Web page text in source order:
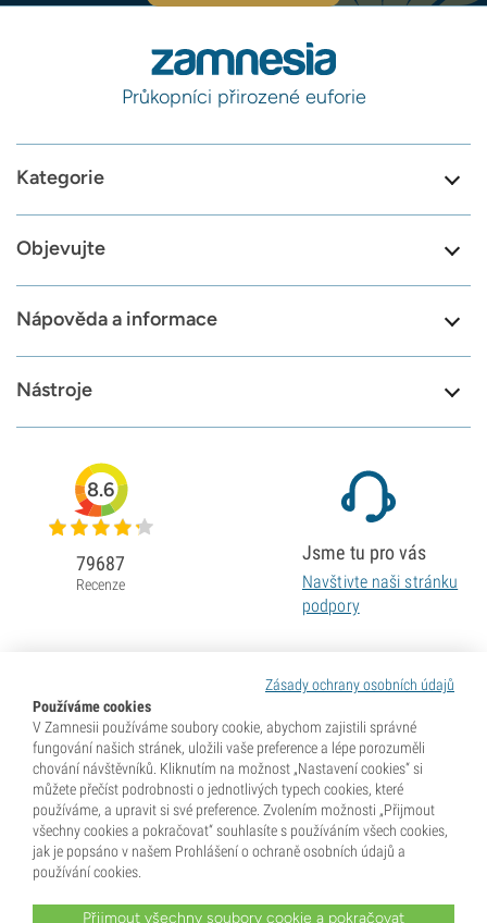
Průkopníci přirozené euforie
Kategorie
Objevujte
Nápověda a informace
Nástroje
Zásady ochrany osobních údajů
Používáme cookies
V Zamnesii používáme soubory cookie, abychom zajistili správné
fungování našich stránek, uložili vaše preference a lépe porozuměli
chování návštěvníků. Kliknutím na možnost „Nastavení cookies“ si
můžete přečíst podrobnosti o jednotlivých typech cookies, které
používáme, a upravit si své preference. Zvolením možnosti „Přijmout
všechny cookies a pokračovat“ souhlasíte s používáním všech cookies,
jak je popsáno v našem Prohlášení o ochraně osobních údajů a
používání cookies.
Přijmout všechny soubory cookie a pokračovat
8.6
79687
Recenze
Jsme tu pro vás
Navštivte naši stránku
podpory